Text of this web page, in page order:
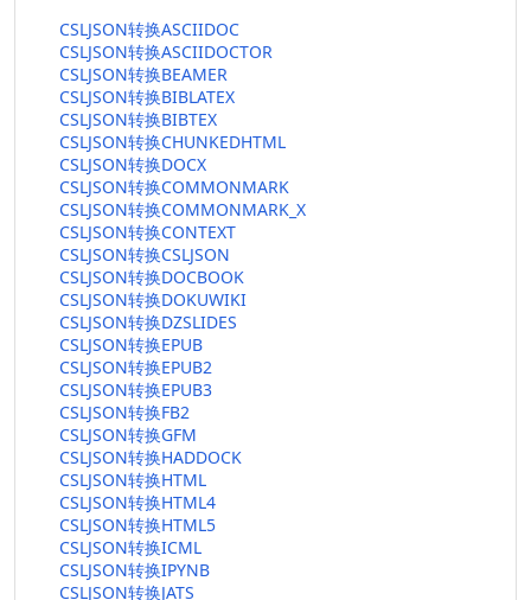
CSLJSON转换ASCIIDOC
CSLJSON转换ASCIIDOCTOR
CSLJSON转换BEAMER
CSLJSON转换BIBLATEX
CSLJSON转换BIBTEX
CSLJSON转换CHUNKEDHTML
CSLJSON转换DOCX
CSLJSON转换COMMONMARK
CSLJSON转换COMMONMARK_X
CSLJSON转换CONTEXT
CSLJSON转换CSLJSON
CSLJSON转换DOCBOOK
CSLJSON转换DOKUWIKI
CSLJSON转换DZSLIDES
CSLJSON转换EPUB
CSLJSON转换EPUB2
CSLJSON转换EPUB3
CSLJSON转换FB2
CSLJSON转换GFM
CSLJSON转换HADDOCK
CSLJSON转换HTML
CSLJSON转换HTML4
CSLJSON转换HTML5
CSLJSON转换ICML
CSLJSON转换IPYNB
CSLJSON转换JATS